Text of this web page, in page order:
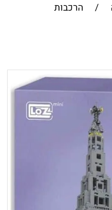
/ הרכבות